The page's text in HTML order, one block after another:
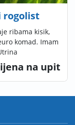
rogolist
ribama kisik,
komad. Imam
na upit